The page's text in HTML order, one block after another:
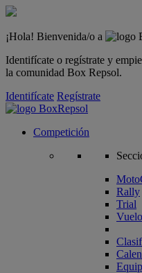
¡Hola! Bienvenida/o a
Identifícate o regístrate y
la comunidad Box Repsol.
Identifícate Regístrate
Competición
Rally
Trial